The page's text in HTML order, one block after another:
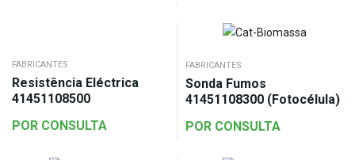
FABRICANTES
Resistência Eléctrica
41451108500
POR CONSULTA
FABRICANTES
Sonda Fumos
41451108300 (Fotocélula)
POR CONSULTA